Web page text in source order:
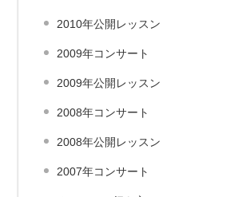
2010年公開レッスン
2009年コンサート
2009年公開レッスン
2008年コンサート
2008年公開レッスン
2007年コンサート